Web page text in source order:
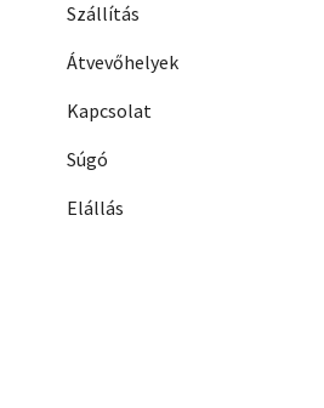
Szállítás
Átvevőhelyek
Kapcsolat
Súgó
Elállás